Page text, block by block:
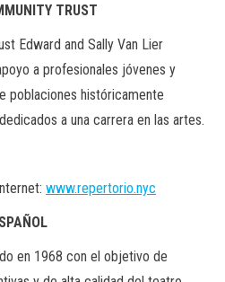
TRUST
Edward and Sally Van Lier
a profesionales jóvenes y
poblaciones históricamente
a una carrera en las artes.
www.repertorio.nyc
en 1968 con el objetivo de